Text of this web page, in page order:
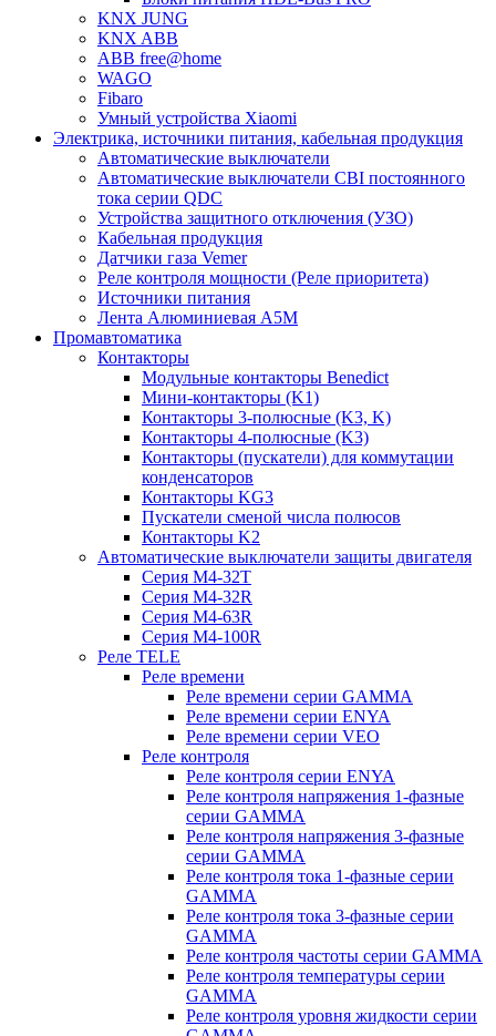
KNX JUNG
KNX ABB
ABB free@home
WAGO
Fibaro
Умный устройства Xiaomi
Электрика, источники питания, кабельная продукция
Автоматические выключатели
Автоматические выключатели CBI постоянного
тока серии QDC
Устройства защитного отключения (УЗО)
Кабельная продукция
Датчики газа Vemer
Реле контроля мощности (Реле приоритета)
Источники питания
Лента Алюминиевая А5М
Промавтоматика
Контакторы
Модульные контакторы Benedict
Мини-контакторы (K1)
Контакторы 3-полюсные (K3, K)
Контакторы 4-полюсные (K3)
Контакторы (пускатели) для коммутации
конденсаторов
Контакторы KG3
Пускатели сменой числа полюсов
Контакторы K2
Автоматические выключатели защиты двигателя
Серия M4-32T
Серия M4-32R
Серия M4-63R
Серия M4-100R
Реле TELE
Реле времени
Реле времени серии GAMMA
Реле времени серии ENYA
Реле времени серии VEO
Реле контроля
Реле контроля серии ENYA
Реле контроля напряжения 1-фазные
серии GAMMA
Реле контроля напряжения 3-фазные
серии GAMMA
Реле контроля тока 1-фазные серии
GAMMA
Реле контроля тока 3-фазные серии
GAMMA
Реле контроля частоты серии GAMMA
Реле контроля температуры серии
GAMMA
Реле контроля уровня жидкости серии